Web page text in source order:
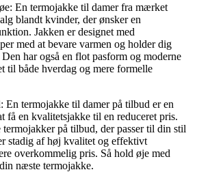
En termojakke til damer fra mærket
blandt kvinder, der ønsker en
Jakken er designet med
med at bevare varmen og holder dig
har også en flot pasform og moderne
til både hverdag og mere formelle
En termojakke til damer på tilbud er en
få en kvalitetsjakke til en reduceret pris.
på tilbud, der passer til din stil
stadig af høj kvalitet og effektivt
overkommelig pris. Så hold øje med
næste termojakke.